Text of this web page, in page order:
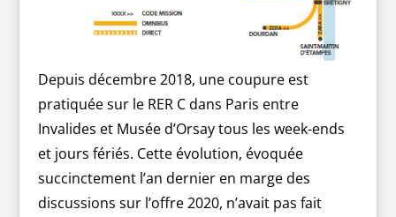
Depuis décembre 2018, une coupure est
pratiquée sur le RER C dans Paris entre
Invalides et Musée d’Orsay tous les week-ends
et jours fériés. Cette évolution, évoquée
succinctement l’an dernier en marge des
discussions sur l’offre 2020, n’avait pas fait